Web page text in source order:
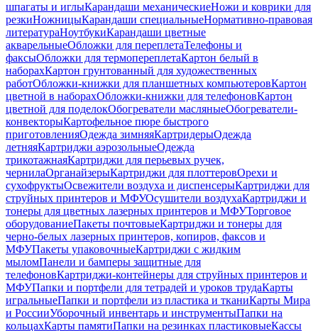
шпагаты и иглыКарандаши механическиеНожи и коврики для
резкиНожницыКарандаши специальныеНормативно-правовая
литератураНоутбукиКарандаши цветные
акварельныеОбложки для переплетаТелефоны и
факсыОбложки для термопереплетаКартон белый в
наборахКартон грунтованный для художественных
работОбложки-книжки для планшетных компьютеровКартон
цветной в наборахОбложки-книжки для телефоновКартон
цветной для поделокОбогреватели масляныеОбогреватели-
конвекторыКартофельное пюре быстрого
приготовленияОдежда зимняяКартридерыОдежда
летняяКартриджи аэрозольныеОдежда
трикотажнаяКартриджи для перьевых ручек,
чернилаОрганайзерыКартриджи для плоттеровОрехи и
сухофруктыОсвежители воздуха и диспенсерыКартриджи для
струйных принтеров и МФУОсушители воздухаКартриджи и
тонеры для цветных лазерных принтеров и МФУТорговое
оборудованиеПакеты почтовыеКартриджи и тонеры для
черно-белых лазерных принтеров, копиров, факсов и
МФУПакеты упаковочныеКартриджи с жидким
мыломПанели и бамперы защитные для
телефоновКартриджи-контейнеры для струйных принтеров и
МФУПапки и портфели для тетрадей и уроков трудаКарты
игральныеПапки и портфели из пластика и тканиКарты Мира
и РоссииУборочный инвентарь и инструментыПапки на
кольцахКарты памятиПапки на резинках пластиковыеКассы